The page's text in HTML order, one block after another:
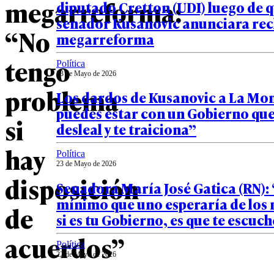
megarreforma:
“No
tengo
problema
si
hay
disposición
de
acuerdos”
diputado Cretton (UDI) luego de
senador Kusanovic anunciara
megarreforma
Política
23 de Mayo de 2026
Los dardos de Kusanovic a La
puedes estar con un Gobierno
desleal y te traiciona”
Política
23 de Mayo de 2026
Senadora María José Gatica (RN):
mínimo que uno esperaría de los
si es tu Gobierno, es que te
Política
22 de Mayo de 2026